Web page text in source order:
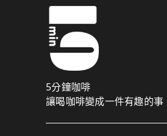
5分鐘咖啡
讓喝咖啡變成一件有趣的事